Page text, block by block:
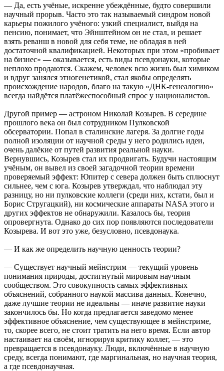
— Да, есть учёные, искренне убеждённые, будто совершили
научный прорыв. Часто это так называемый синдром новой
карьеры пожилого учёного: узкий специалист, выйдя на
пенсию, понимает, что Эйнштейном он не стал, и решает
взять реванш в новой для себя теме, не обладая в ней
достаточной квалификацией. Некоторых при этом «пробивает
на бизнес» — оказывается, есть виды псевдонауки, которые
неплохо продаются. Скажем, человек всю жизнь был химиком
и вдруг занялся этногенетикой, стал якобы определять
происхождение народов, благо на такую «ДНК-генеалогию»
всегда найдётся платёжеспособный спрос у националистов.
Другой пример — астроном Николай Козырев. В середине
прошлого века он был сотрудником Пулковской
обсерватории. Попал в сталинские лагеря. За долгие годы
полной изоляции от научной среды у него родились идеи,
очень далёкие от путей развития реальной науки.
Вернувшись, Козырев стал их продвигать. Будучи настоящим
учёным, он вывел из своей загадочной теории времени
проверяемый эффект: Юпитер с севера должен быть сплюснут
сильнее, чем с юга. Козырев утверждал, что наблюдал эту
разницу, но ни пулковские коллеги (среди них, кстати, был и
Борис Стругацкий), ни космические аппараты NASA этого и
других эффектов не обнаружили. Казалось бы, теория
опровергнута. Однако до сих пор появляются последователи
Козырева. И вот это уже, безусловно, псевдонаука.
— И как же определить научную ценность теории?
— Существует научный мейнстрим — текущий уровень
понимания природы, достигнутый мировым научным
сообществом. Это совокупность самых эффективных
объяснений, собранного наукой массива данных. Конечно,
даже лучшие теории не идеальны — иначе развитие науки
закончилось бы. Но когда предлагается заведомо менее
эффективное объяснение, чем существующее в мейнстриме,
то, скорее всего, не стоит тратить на него время. Если автор
настаивает на своём, игнорируя критику коллег, — это
превращается в псевдонауку. Люди, включённые в научную
среду, всегда понимают, где маргинальная, но научная теория,
а где псевдонаучная.